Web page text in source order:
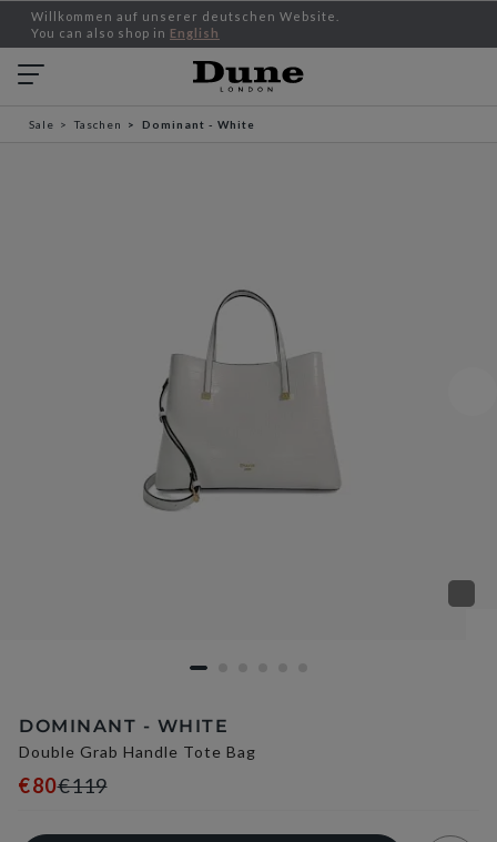
Willkommen auf unserer deutschen Website.
You can also shop in English
Sale Taschen Dominant - White
DOMINANT - WHITE
Double Grab Handle Tote Bag
€80€119